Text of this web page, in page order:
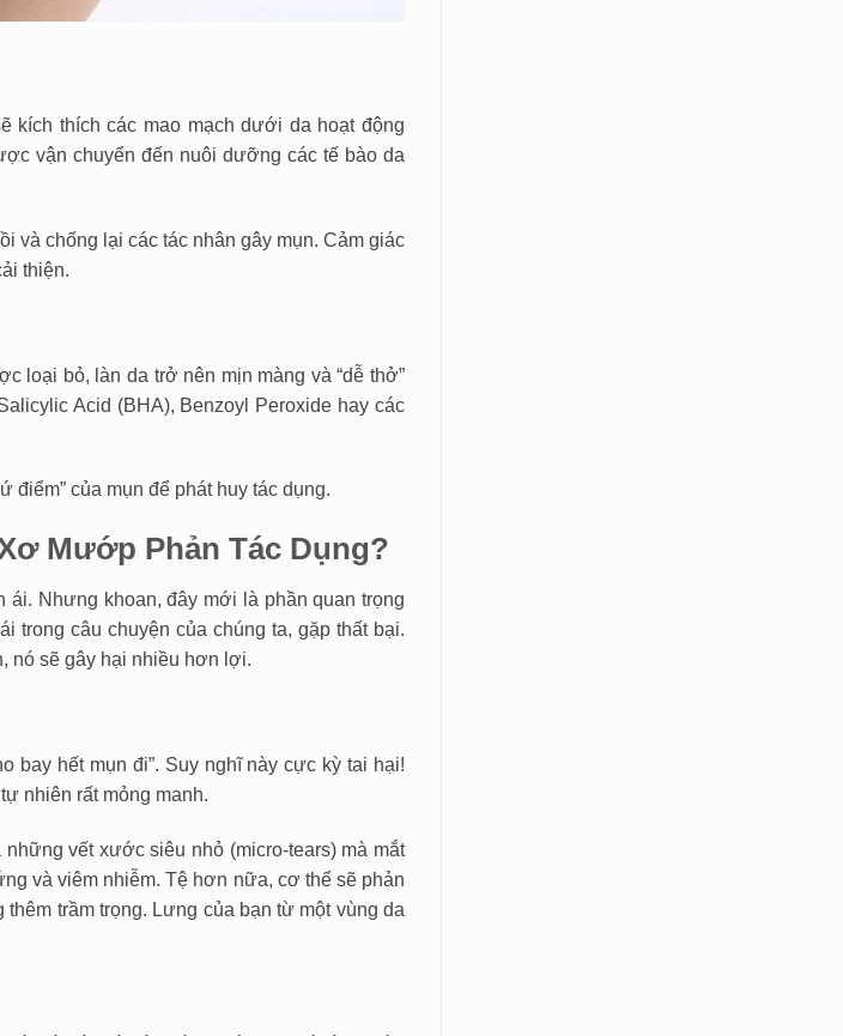
kích thích các mao mạch dưới da hoạt động
vận chuyển đến nuôi dưỡng các tế bào da
và chống lại các tác nhân gây mụn. Cảm giác
thiện.
loại bỏ, làn da trở nên mịn màng và “dễ thở”
Acid (BHA), Benzoyl Peroxide hay các
của mụn để phát huy tác dụng.
Mướp Phản Tác Dụng?
ái. Nhưng khoan, đây mới là phần quan trọng
trong câu chuyện của chúng ta, gặp thất bại.
nó sẽ gây hại nhiều hơn lợi.
bay hết mụn đi”. Suy nghĩ này cực kỳ tai hại!
nhiên rất mỏng manh.
vết xước siêu nhỏ (micro-tears) mà mắt
và viêm nhiễm. Tệ hơn nữa, cơ thể sẽ phản
thêm trầm trọng. Lưng của bạn từ một vùng da